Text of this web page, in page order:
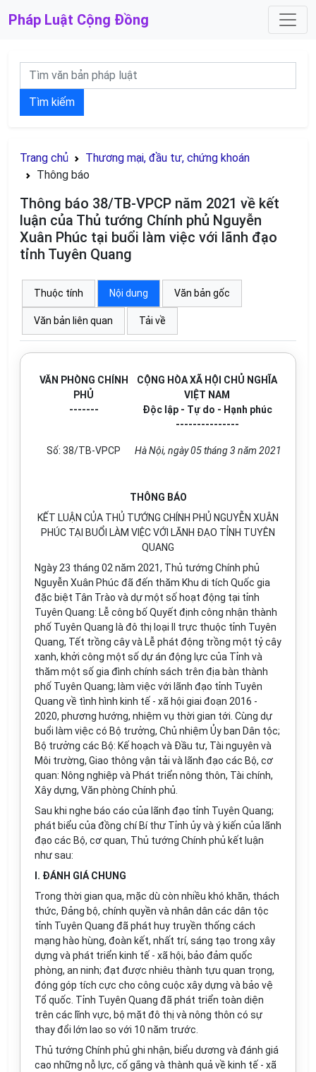
Pháp Luật Cộng Đồng
Tìm kiếm
Trang chủ
Thương mại, đầu tư, chứng khoán
Thông báo
Thông báo 38/TB-VPCP năm 2021 về kết
luận của Thủ tướng Chính phủ Nguyễn
Xuân Phúc tại buổi làm việc với lãnh đạo
tỉnh Tuyên Quang
Thuộc tính Nội dung Văn bản gốc
Văn bản liên quan Tải về
VĂN PHÒNG CHÍNH
PHỦ
-------
CỘNG HÒA XÃ HỘI CHỦ NGHĨA
VIỆT NAM
Độc lập - Tự do - Hạnh phúc
---------------
Số: 38/TB-VPCP Hà Nội, ngày05tháng3 năm 2021
THÔNG BÁO
KẾT LUẬN CỦA THỦ TƯỚNG CHÍNH PHỦ NGUYỄN XUÂN
PHÚC TẠI BUỔI LÀM VIỆC VỚI LÃNH ĐẠO TỈNH TUYÊN
QUANG
Ngày 23 tháng 02 năm 2021, Thủ tướng Chính phủ
Nguyễn Xuân Phúc đã đến thăm Khu di tích Quốc gia
đặc biệt Tân Trào và dự một số hoạt động tại tỉnh
Tuyên Quang: Lễ công bố Quyết định công nhận thành
phố Tuyên Quang là đô thị loại II trực thuộc tỉnh Tuyên
Quang, Tết trồng cây và Lễ phát động trồng một tỷ cây
xanh, khởi công một số dự án động lực của Tỉnh và
thăm một số gia đình chính sách trên địa bàn thành
phố Tuyên Quang; làm việc với lãnh đạo tỉnh Tuyên
Quang về tình hình kinh tế - xã hội giai đoạn 2016 -
2020, phương hướng, nhiệm vụ thời gian tới. Cùng dự
buổi làm việc có Bộ trưởng, Chủ nhiệm Ủy ban Dân tộc;
Bộ trưởng các Bộ: Kế hoạch và Đầu tư, Tài nguyên và
Môi trường, Giao thông vận tải và lãnh đạo các Bộ, cơ
quan: Nông nghiệp và Phát triển nông thôn, Tài chính,
Xây dựng, Văn phòng Chính phủ.
Sau khi nghe báo cáo của lãnh đạo tỉnh Tuyên Quang;
phát biểu của đồng chí Bí thư Tỉnh ủy và ý kiến của lãnh
đạo các Bộ, cơ quan, Thủ tướng Chính phủ kết luận
như sau:
I. ĐÁNH GIÁ CHUNG
Trong thời gian qua, mặc dù còn nhiều khó khăn, thách
thức, Đảng bộ, chính quyền và nhân dân các dân tộc
tỉnh Tuyên Quang đã phát huy truyền thống cách
mạng hào hùng, đoàn kết, nhất trí, sáng tạo trong xây
dựng và phát triển kinh tế - xã hội, bảo đảm quốc
phòng, an ninh; đạt được nhiêu thành tựu quan trọng,
đóng góp tích cực cho công cuộc xây dựng và bảo vệ
Tổ quốc. Tỉnh Tuyên Quang đã phát triển toàn diện
trên các lĩnh vực, bộ mặt đô thị và nông thôn có sự
thay đổi lớn lao so với 10 năm trước.
Thủ tướng Chính phủ ghi nhận, biểu dương và đánh giá
cao những nỗ lực, cố gắng và thành quả về kinh tế - xã